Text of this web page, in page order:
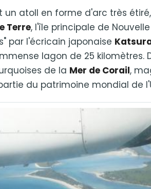
un atoll en forme d'arc très
Terre, l'île principale de
par l'écricain japonaise
lagon de 25
de la Mer de Corail,
du patrimoine mondial de